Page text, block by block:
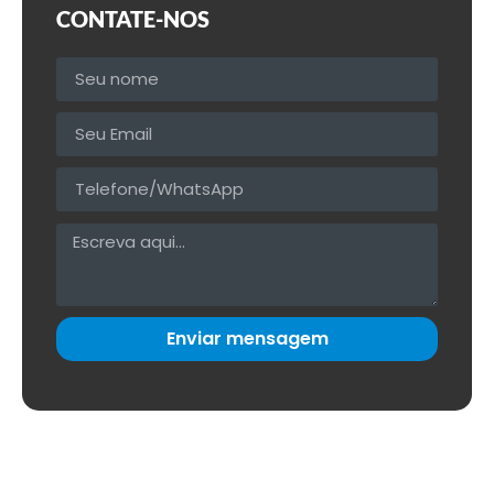
CONTATE-NOS
Enviar mensagem